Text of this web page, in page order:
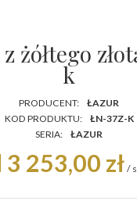
żółtego
k
PRODUCENT:
ŁAZUR
KOD PRODUKTU:
ŁN-37Z-K
SERIA:
ŁAZUR
3 253,00 zł /